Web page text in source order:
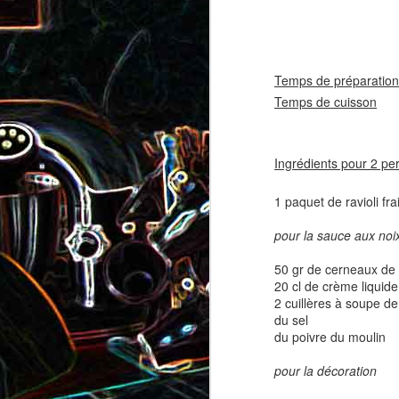
Temps de préparation
Temps de cuisson
Ingrédients pour 2
1 paquet de ravioli
pour la sauce aux
50 gr de cerneaux de
20 cl de crème liquide
2 cuillères à soupe
du sel
du poivre du moulin
pour la décoration
Cake à la rhubarbe Salade d'avocat, au
2